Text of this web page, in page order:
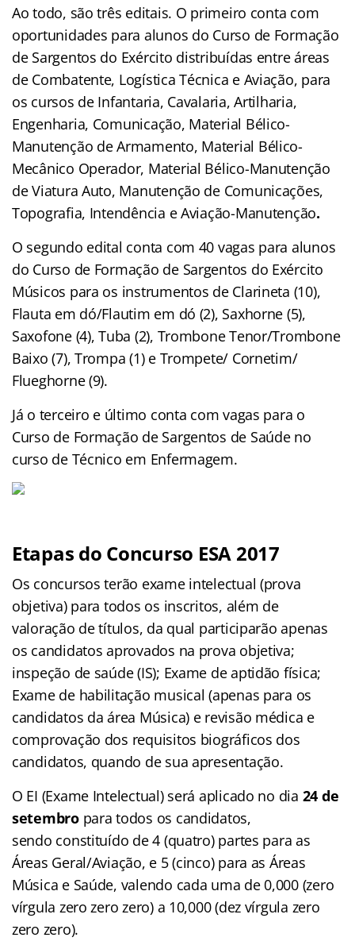
Ao todo, são três editais. O primeiro conta com
oportunidades para alunos do Curso de Formação
de Sargentos do Exército distribuídas entre áreas
de Combatente, Logística Técnica e Aviação, para
os cursos de Infantaria, Cavalaria, Artilharia,
Engenharia, Comunicação, Material Bélico-
Manutenção de Armamento, Material Bélico-
Mecânico Operador, Material Bélico-Manutenção
de Viatura Auto, Manutenção de Comunicações,
Topografia, Intendência e Aviação-Manutenção.
O segundo edital conta com 40 vagas para alunos
do Curso de Formação de Sargentos do Exército
Músicos para os instrumentos de Clarineta (10),
Flauta em dó/Flautim em dó (2), Saxhorne (5),
Saxofone (4), Tuba (2), Trombone Tenor/Trombone
Baixo (7), Trompa (1) e Trompete/ Cornetim/
Flueghorne (9).
Já o terceiro e último conta com vagas para o
Curso de Formação de Sargentos de Saúde no
curso de Técnico em Enfermagem.
Etapas do Concurso ESA 2017
Os concursos terão exame intelectual (prova
objetiva) para todos os inscritos, além de
valoração de títulos, da qual participarão apenas
os candidatos aprovados na prova objetiva;
inspeção de saúde (IS); Exame de aptidão física;
Exame de habilitação musical (apenas para os
candidatos da área Música) e revisão médica e
comprovação dos requisitos biográficos dos
candidatos, quando de sua apresentação.
O EI (Exame Intelectual) será aplicado no dia 24 de
setembropara todos os candidatos,
sendo constituído de 4 (quatro) partes para as
Áreas Geral/Aviação, e 5 (cinco) para as Áreas
Música e Saúde, valendo cada uma de 0,000 (zero
vírgula zero zero zero) a 10,000 (dez vírgula zero
zero zero).